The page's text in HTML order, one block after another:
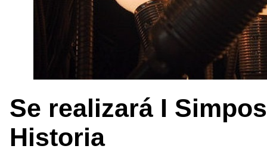
Se realizará I
Historia